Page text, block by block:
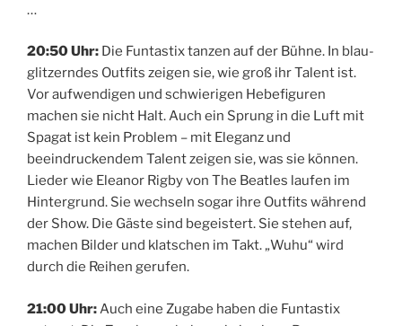
…
20:50 Uhr: Die Funtastix tanzen auf der Bühne. In blau-
glitzerndes Outfits zeigen sie, wie groß ihr Talent ist.
Vor aufwendigen und schwierigen Hebefiguren
machen sie nicht Halt. Auch ein Sprung in die Luft mit
Spagat ist kein Problem – mit Eleganz und
beeindruckendem Talent zeigen sie, was sie können.
Lieder wie Eleanor Rigby von The Beatles laufen im
Hintergrund. Sie wechseln sogar ihre Outfits während
der Show. Die Gäste sind begeistert. Sie stehen auf,
machen Bilder und klatschen im Takt. „Wuhu“ wird
durch die Reihen gerufen.
21:00 Uhr:Auch eine Zugabe haben die Funtastix